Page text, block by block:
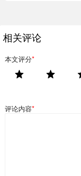
相关评论
本文评分*
评论内容*